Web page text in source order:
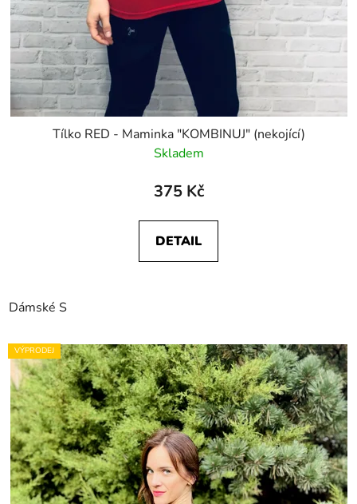
Tílko RED - Maminka "KOMBINUJ" (nekojící)
Skladem
375 Kč
DETAIL
Dámské S
VÝPRODEJ